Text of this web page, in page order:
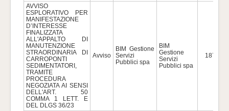
AVVISO
ESPLORATIVO PER
MANIFESTAZIONE
D’INTERESSE
FINALIZZATA
ALL'APPALTO DI
MANUTENZIONE
STRAORDINARIA DI
CARROPONTI
SEDIMENTATORI,
TRAMITE
PROCEDURA
NEGOZIATA AI SENSI
DELL'ART. 50
COMMA 1 LETT. E
DEL DLGS 36/23
Avviso
BIM Gestione
Servizi
Pubblici spa
BIM
Gestione
Servizi
Pubblici spa